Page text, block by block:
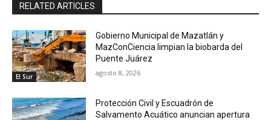
RELATED ARTICLES
El Sur
Gobierno Municipal de Mazatlán y
MazConCiencia limpian la biobarda del
Puente Juárez
agosto 8, 2026
Protección Civil y Escuadrón de
Salvamento Acuático anuncian apertura